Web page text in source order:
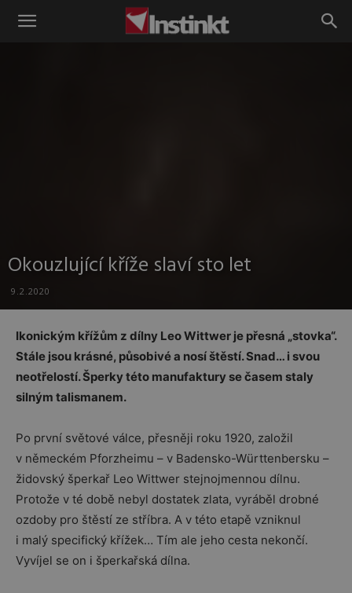
Instinkt
Okouzlující kříže slaví sto let
9.2.2020
Ikonickým křížům z dílny Leo Wittwer je přesná „stovka“.
Stále jsou krásné, působivé a nosí štěstí. Snad… i svou
neotřelostí. Šperky této manufaktury se časem staly
silným talismanem.
Po první světové válce, přesněji roku 1920, založil
v německém Pforzheimu – v Badensko-Württenbersku –
židovský šperkař Leo Wittwer stejnojmennou dílnu.
Protože v té době nebyl dostatek zlata, vyráběl drobné
ozdoby pro štěstí ze stříbra. A v této etapě vzniknul
i malý specifický křížek… Tím ale jeho cesta nekončí.
Vyvíjel se on i šperkařská dílna.